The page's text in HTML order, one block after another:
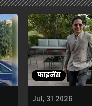
Jul, 31 2026
फाइनेंस